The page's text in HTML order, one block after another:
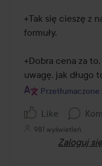
+Tak się cieszę z
formuły.
+Dobra cena za
uwagę, jak długo
Przetłumaczone
Like
981 wyświetleń
Zaloguj się